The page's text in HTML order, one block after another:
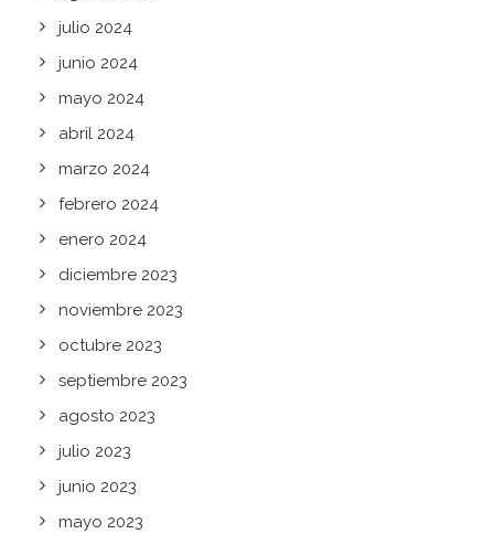
julio 2024
junio 2024
mayo 2024
abril 2024
marzo 2024
febrero 2024
enero 2024
diciembre 2023
noviembre 2023
octubre 2023
septiembre 2023
agosto 2023
julio 2023
junio 2023
mayo 2023